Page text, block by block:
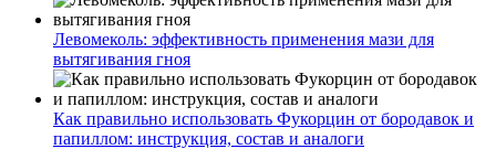
Левомеколь: эффективность применения мази для
вытягивания гноя
Как правильно использовать Фукорцин от бородавок и
папиллом: инструкция, состав и аналоги